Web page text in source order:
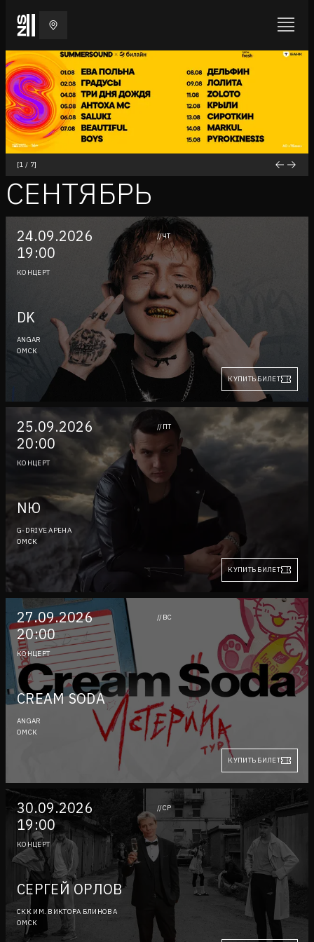
[1 / 7]
СЕНТЯБРЬ
24.09.2026
19:00
//ЧТ
КОНЦЕРТ
DK
ANGAR
ОМСК
КУПИТЬ БИЛЕТ
25.09.2026
20:00
//ПТ
КОНЦЕРТ
NЮ
G-DRIVE АРЕНА
ОМСК
КУПИТЬ БИЛЕТ
27.09.2026
20:00
//ВС
КОНЦЕРТ
CREAM SODA
ANGAR
ОМСК
КУПИТЬ БИЛЕТ
30.09.2026
19:00
//СР
КОНЦЕРТ
СЕРГЕЙ ОРЛОВ
СКК ИМ. ВИКТОРА БЛИНОВА
ОМСК